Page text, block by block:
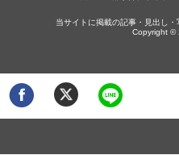
当サイトに掲載の記事・見出し・
Copyright ©